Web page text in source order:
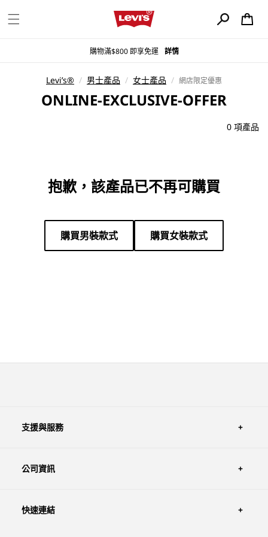
跳至內容
物
購物滿$800 即享免運 詳情
Levi’s® / 男士產品 / 女士產品 / 網店限定優惠
商
ONLINE-EXCLUSIVE-OFFER
0 項產品
抱歉，該產品已不再可購買
購買男裝款式 購買女裝款式
支援與服務
公司資訊
快速連結